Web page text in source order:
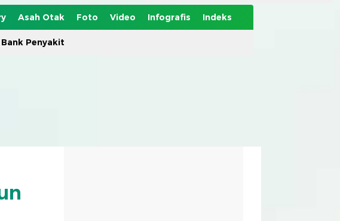
Asah Otak Foto Video Infografis Indeks
Bank Penyakit